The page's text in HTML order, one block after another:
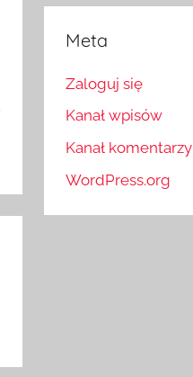
Meta
Zaloguj się
Kanał wpisów
Kanał komentarzy
WordPress.org